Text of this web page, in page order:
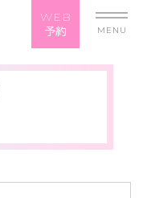
WEB
予約 MENU